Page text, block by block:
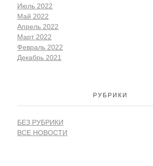
Июль 2022
Май 2022
Апрель 2022
Март 2022
Февраль 2022
Декабрь 2021
РУБРИКИ
БЕЗ РУБРИКИ
ВСЕ НОВОСТИ